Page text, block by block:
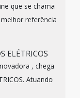
que se chama
referência
ELÉTRICOS
, chega
Atuando